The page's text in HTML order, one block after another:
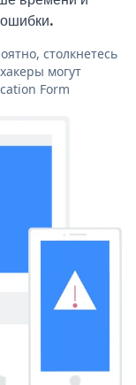
столкнетесь
могут
Form